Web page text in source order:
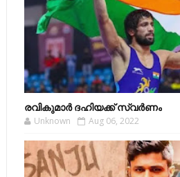
രവികുമാര്‍ ദഹിയക്ക് സ്വര്‍ണം
Unknown Aug 06, 2022